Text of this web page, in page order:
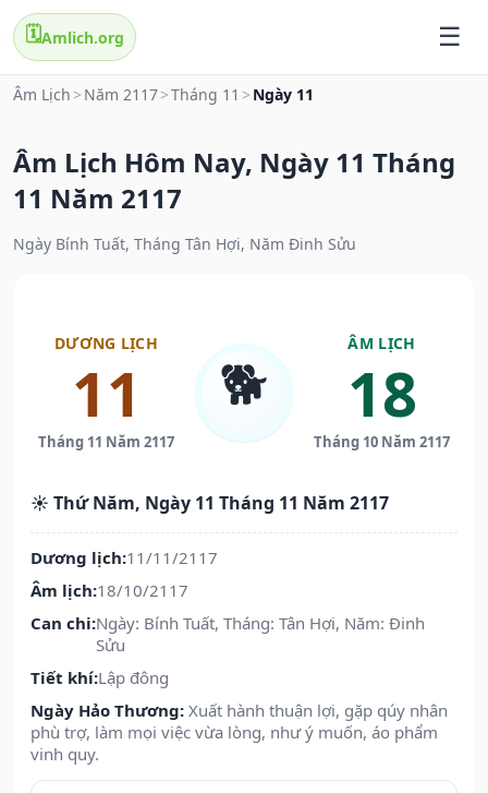
🗓️Amlich.org
Âm Lịch > Năm 2117>Tháng 11 > Ngày 11
Âm Lịch Hôm Nay, Ngày 11 Tháng
11 Năm 2117
Ngày Bính Tuất, Tháng Tân Hợi, Năm Đinh Sửu
DƯƠNG LỊCH
11
Tháng 11 Năm 2117
🐕
ÂM LỊCH
18
Tháng 10 Năm 2117
☀️ Thứ Năm, Ngày 11 Tháng 11 Năm 2117
Dương lịch:11/11/2117
Âm lịch:18/10/2117
Can chi:Ngày: Bính Tuất, Tháng: Tân Hợi, Năm: Đinh
Sửu
Tiết khí:Lập đông
Ngày Hảo Thương: Xuất hành thuận lợi, gặp qúy nhân
phù trợ, làm mọi việc vừa lòng, như ý muốn, áo phẩm
vinh quy.